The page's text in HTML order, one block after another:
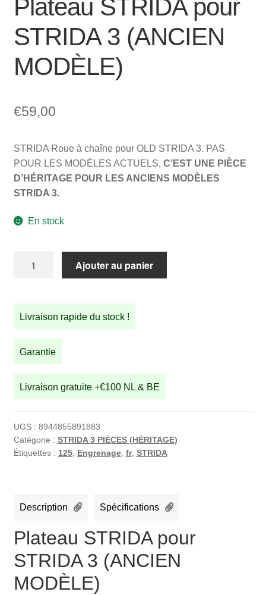
Plateau STRIDA pour
STRIDA 3 (ANCIEN
MODÈLE)
€59,00
STRIDA Roue à chaîne pour OLD STRIDA 3. PAS
POUR LES MODÈLES ACTUELS, C’EST UNE PIÈCE
D’HÉRITAGE POUR LES ANCIENS MODÈLES
STRIDA 3.
En stock
STRIDA
pour
(ANCIEN
Ajouter au panier
Livraison rapide du stock !
Garantie
Livraison gratuite +€100 NL & BE
UGS : 8944855891883
Catégorie : STRIDA 3 PIÈCES (HÉRITAGE)
Étiquettes : 125, Engrenage, fr, STRIDA
Description Spécifications
Plateau STRIDA pour
STRIDA 3 (ANCIEN
MODÈLE)